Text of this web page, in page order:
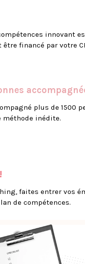
innovant
financé par votre
plus de 1500
méthode inédite.
faites entrer vos
de compétences.